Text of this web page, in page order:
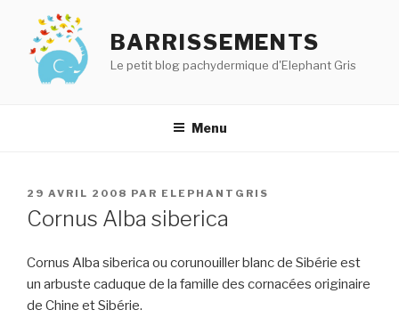
contenu
principal
BARRISSEMENTS
Le petit blog pachydermique d'Elephant Gris
Menu
PUBLIÉ
LE
29 AVRIL 2008 PAR ELEPHANTGRIS
Cornus Alba siberica
Cornus Alba siberica ou corunouiller blanc de Sibérie est
un arbuste caduque de la famille des cornacées originaire
de Chine et Sibérie.